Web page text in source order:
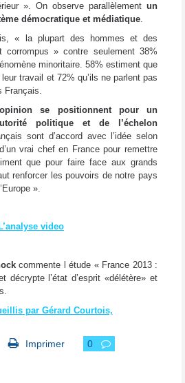
». On observe parallèlement un
démocratique et médiatique.
« la plupart des hommes et des
corrompus » contre seulement 38%
minoritaire. 58% estiment que
travail et 72% qu’ils ne parlent pas
Français.
se positionnent pour un
politique et de l’échelon
sont d’accord avec l’idée selon
vrai chef en France pour remettre
que pour faire face aux grands
renforcer les pouvoirs de notre pays
».
L’analyse video
commente l étude « France 2013 :
décrypte l’état d’esprit «délétère» et
par Gérard Courtois,
Imprimer 0